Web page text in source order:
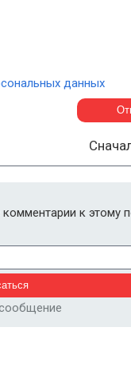
данных
к этому